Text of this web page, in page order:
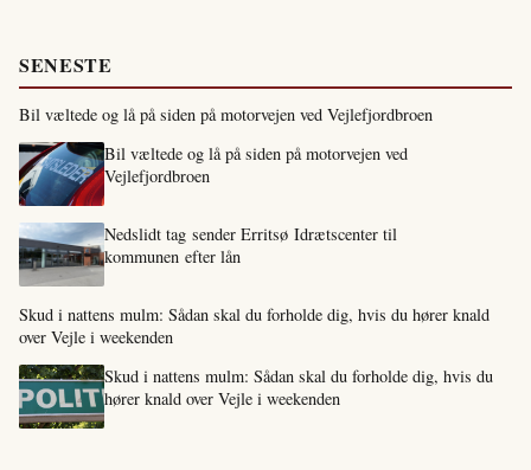
SENESTE
Bil væltede og lå på siden på motorvejen ved Vejlefjordbroen
Bil væltede og lå på siden på motorvejen ved
Vejlefjordbroen
Nedslidt tag sender Erritsø Idrætscenter til
kommunen efter lån
Skud i nattens mulm: Sådan skal du forholde dig, hvis du hører knald
over Vejle i weekenden
Skud i nattens mulm: Sådan skal du forholde dig, hvis du
hører knald over Vejle i weekenden